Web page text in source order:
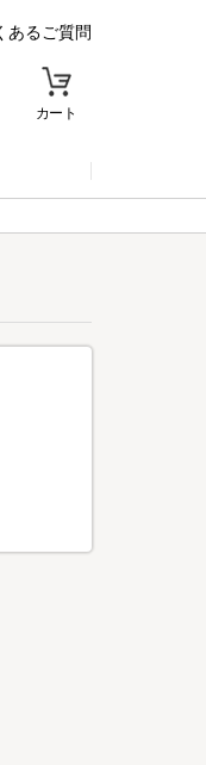
あるご質問
カート